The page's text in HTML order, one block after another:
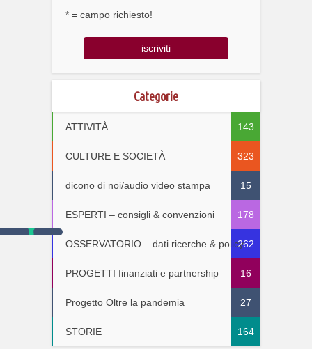
* = campo richiesto!
Categorie
ATTIVITÀ 143
CULTURE E SOCIETÀ 323
dicono di noi/audio video stampa 15
ESPERTI – consigli & convenzioni 178
OSSERVATORIO – dati ricerche & policy262
PROGETTI finanziati e partnership 16
Progetto Oltre la pandemia 27
STORIE 164